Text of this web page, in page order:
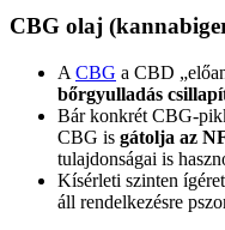
CBG olaj
A CBG a CBD
bőrgyulladás
Bár konkrét CBG-
CBG is gátolja az
tulajdonságai is
Kísérleti szinten
áll rendelkezésre